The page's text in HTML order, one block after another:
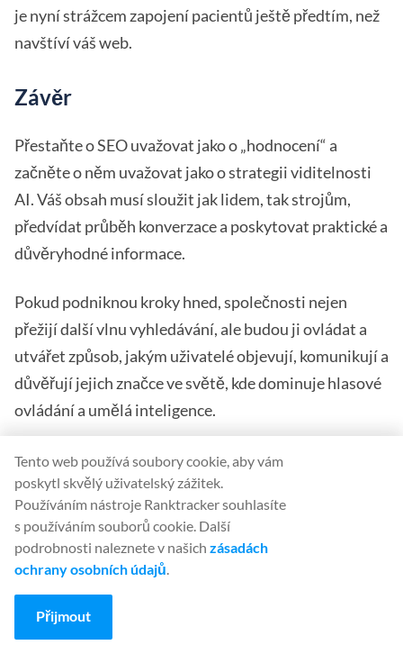
je nyní strážcem zapojení pacientů ještě předtím, než
navštíví váš web.
Závěr
Přestaňte o SEO uvažovat jako o „hodnocení“ a
začněte o něm uvažovat jako o strategii viditelnosti
AI. Váš obsah musí sloužit jak lidem, tak strojům,
předvídat průběh konverzace a poskytovat praktické a
důvěryhodné informace.
Pokud podniknou kroky hned, společnosti nejen
přežijí další vlnu vyhledávání, ale budou ji ovládat a
utvářet způsob, jakým uživatelé objevují, komunikují a
důvěřují jejich značce ve světě, kde dominuje hlasové
ovládání a umělá inteligence.
Felix Rose-Collins
Ranktracker's CEO/CMO & Co-founder
Felix Rose-Collins is the Co-founder and CEO/CMO
of Ranktracker. With over 15 years of SEO
Tento web používá soubory cookie, aby vám
poskytl skvělý uživatelský zážitek.
Používáním nástroje Ranktracker souhlasíte
s používáním souborů cookie. Další
podrobnosti naleznete v našich zásadách
ochrany osobních údajů.
Přijmout